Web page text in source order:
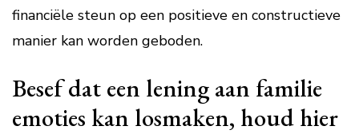
financiële steun op een positieve en constructieve
manier kan worden geboden.
Besef dat een lening aan familie
emoties kan losmaken, houd hier